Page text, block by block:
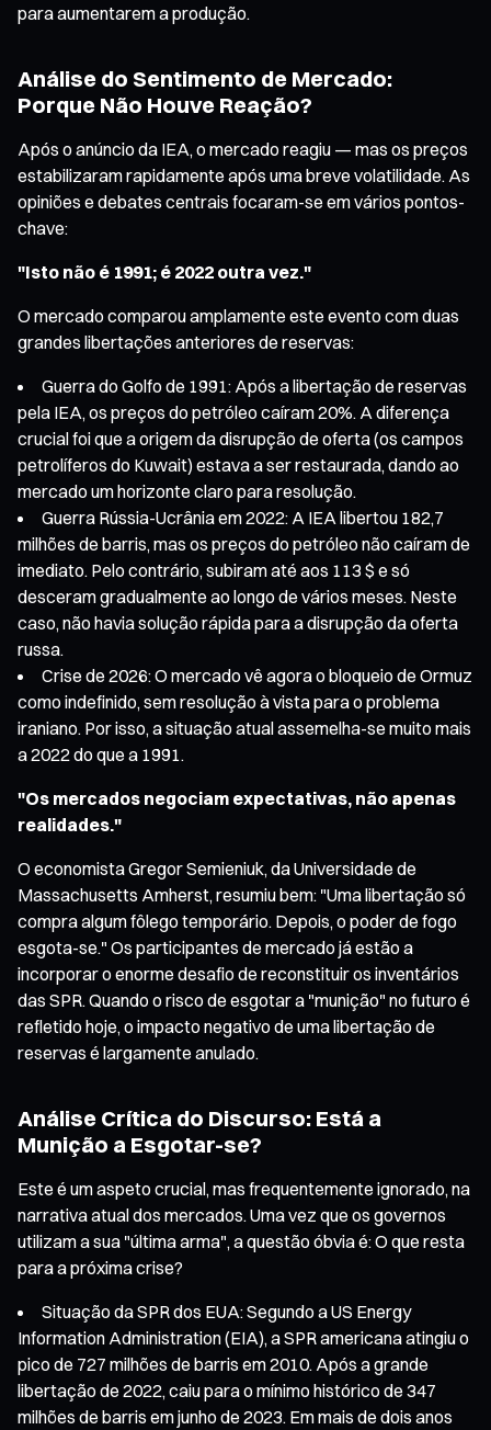
para aumentarem a produção.
Análise do Sentimento de Mercado:
Porque Não Houve Reação?
Após o anúncio da IEA, o mercado reagiu — mas os preços
estabilizaram rapidamente após uma breve volatilidade. As
opiniões e debates centrais focaram-se em vários pontos-
chave:
"Isto não é 1991; é 2022 outra vez."
O mercado comparou amplamente este evento com duas
grandes libertações anteriores de reservas:
Guerra do Golfo de 1991: Após a libertação de reservas
pela IEA, os preços do petróleo caíram 20%. A diferença
crucial foi que a origem da disrupção de oferta (os campos
petrolíferos do Kuwait) estava a ser restaurada, dando ao
mercado um horizonte claro para resolução.
Guerra Rússia-Ucrânia em 2022: A IEA libertou 182,7
milhões de barris, mas os preços do petróleo não caíram de
imediato. Pelo contrário, subiram até aos 113 $ e só
desceram gradualmente ao longo de vários meses. Neste
caso, não havia solução rápida para a disrupção da oferta
russa.
Crise de 2026: O mercado vê agora o bloqueio de Ormuz
como indefinido, sem resolução à vista para o problema
iraniano. Por isso, a situação atual assemelha-se muito mais
a 2022 do que a 1991.
"Os mercados negociam expectativas, não apenas
realidades."
O economista Gregor Semieniuk, da Universidade de
Massachusetts Amherst, resumiu bem: "Uma libertação só
compra algum fôlego temporário. Depois, o poder de fogo
esgota-se." Os participantes de mercado já estão a
incorporar o enorme desafio de reconstituir os inventários
das SPR. Quando o risco de esgotar a "munição" no futuro é
refletido hoje, o impacto negativo de uma libertação de
reservas é largamente anulado.
Análise Crítica do Discurso: Está a
Munição a Esgotar-se?
Este é um aspeto crucial, mas frequentemente ignorado, na
narrativa atual dos mercados. Uma vez que os governos
utilizam a sua "última arma", a questão óbvia é: O que resta
para a próxima crise?
Situação da SPR dos EUA: Segundo a US Energy
Information Administration (EIA), a SPR americana atingiu o
pico de 727 milhões de barris em 2010. Após a grande
libertação de 2022, caiu para o mínimo histórico de 347
milhões de barris em junho de 2023. Em mais de dois anos